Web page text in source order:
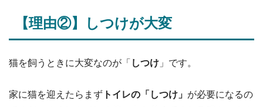
【理由②】しつけが大変
猫を飼うときに大変なのが「 しつけ 」です。
家に猫を迎えたらまず トイレの「しつけ」 が必要になるの